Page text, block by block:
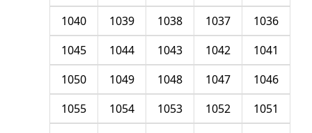
1036
1037
1038
1039
1040
1041
1042
1043
1044
1045
1046
1047
1048
1049
1050
1051
1052
1053
1054
1055